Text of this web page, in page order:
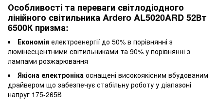
Особливості та переваги світлодіодного
лінійного світильника Ardero AL5020ARD 52Вт
6500К призма:
Економія електроенергії до 50% в порівнянні з
люмінесцентними світильниками та 90% у порівнянні з
лампами розжарювання
Якісна електроніка оснащені високоякісним вбудованим
драйвером що забезпечує стабільну роботу у діапазоні
напруг 175-265В